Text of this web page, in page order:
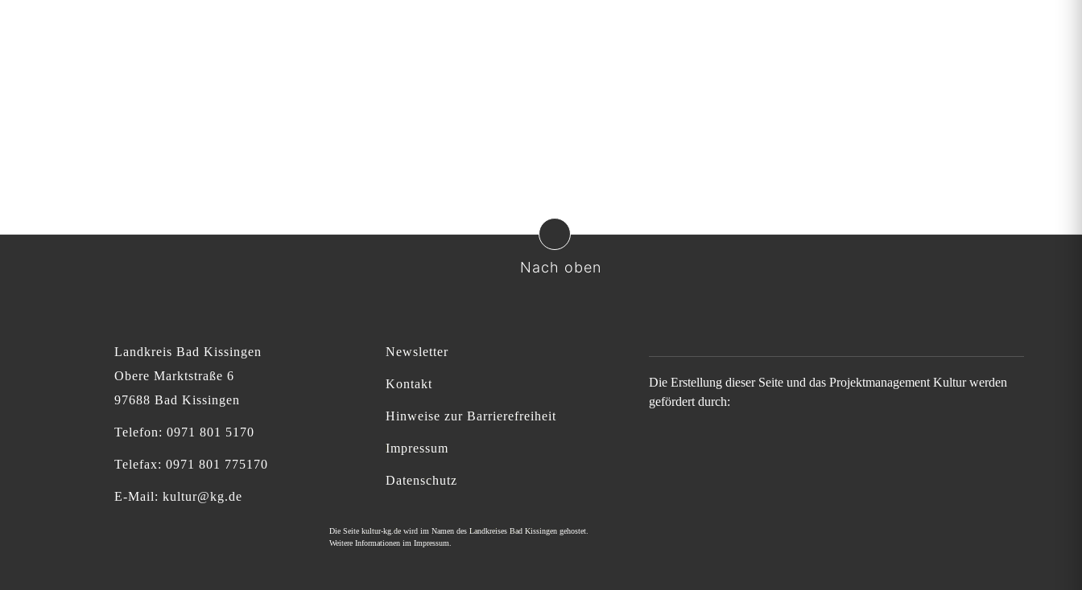
Nach oben
Landkreis Bad Kissingen
Obere Marktstraße 6
97688 Bad Kissingen
Telefon: 0971 801 5170
Telefax: 0971 801 775170
E-Mail: kultur@kg.de
Newsletter
Kontakt
Hinweise zur Barrierefreiheit
Impressum
Datenschutz
Die Seite kultur-kg.dewird im Namen des Landkreises Bad Kissingengehostet.
Weitere Informationen im Impressum
Die Erstellung dieser Seite und das Projektmanagement Kultur werden
gefördert durch: